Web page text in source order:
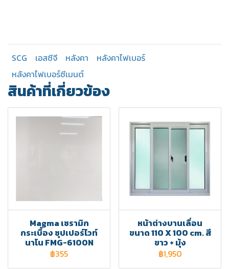
SCG เอสซีจี หลังคา
หลังคาไฟเบอร์
หลังคาไฟเบอร์ซีเมนต์
สินค้าที่เกี่ยวข้อง
Magma เซรามิก
กระเบื้อง ซุปเปอร์ไวท์
นาโน FMG-6100N
฿355
หน้าต่างบานเลื่อน
ขนาด 110 X 100 cm. สี
ขาว + มุ้ง
฿1,950